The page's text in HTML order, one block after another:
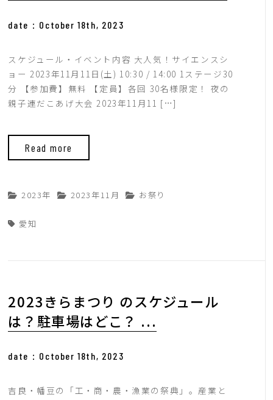
date：October 18th, 2023
スケジュール・イベント内容 大人気！サイエンスシ
ョー 2023年11月11日(土) 10:30 / 14:00 1ステージ30
分 【参加費】無料 【定員】各回 30名様限定！ 夜の
親子連だこあげ大会 2023年11月11 […]
Read more
2023年 2023年11月 お祭り
愛知
2023きらまつり のスケジュール
は？駐車場はどこ？ ...
date：October 18th, 2023
吉良・幡豆の「工・商・農・漁業の祭典」。産業と